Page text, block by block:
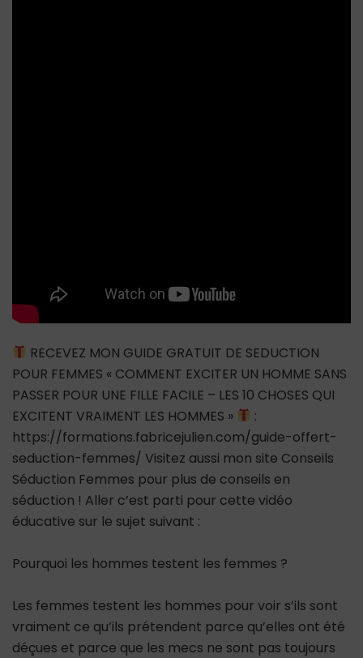
RECEVEZ MON GUIDE GRATUIT DE SEDUCTION
POUR FEMMES « COMMENT EXCITER UN HOMME SANS
PASSER POUR UNE FILLE FACILE – LES 10 CHOSES QUI
EXCITENT VRAIMENT LES HOMMES »
:
https://formations.fabricejulien.com/guide-offert-
seduction-femmes/ Visitez aussi mon site Conseils
Séduction Femmes pour plus de conseils en
séduction ! Aller c’est parti pour cette vidéo
éducative sur le sujet suivant :
Pourquoi les hommes testent les femmes ?
Les femmes testent les hommes pour voir s’ils sont
vraiment ce qu’ils prétendent parce qu’elles ont été
déçues et parce que les mecs ne sont pas toujours